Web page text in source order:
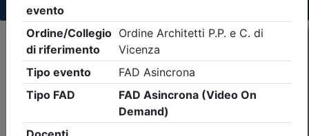
Criteri di ricerca applicati:
- Tipo Ordine/collegio:Architetti- Ordine:
- Eventi in programma dal